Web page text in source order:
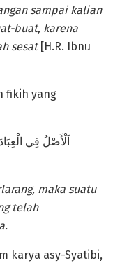
sampai kalian
buat, karena
sesat[H.R. Ibnu
fikih yang
اَلْأَصْلُ فِي
maka suatu
telah
karya asy-Syatibi,